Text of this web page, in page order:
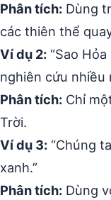
Phân tích: Dùng
các thiên thể
Ví dụ 2: “Sao
nghiên cứu nhiều
Phân tích: Chỉ
Trời.
Ví dụ 3: “Chúng
xanh.”
Phân tích: Dùng